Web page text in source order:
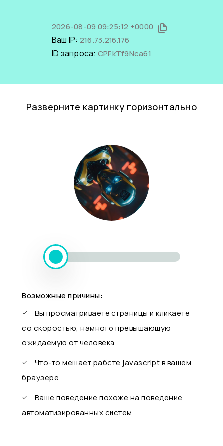
2026-08-09 09:25:12 +0000
Ваш IP: 216.73.216.176
ID запроса: CPPkTf9Nca61
Разверните картинку горизонтально
Возможные причины:
Вы просматриваете страницы и кликаете
со скоростью, намного превышающую
ожидаемую от человека
Что-то мешает работе javascript в вашем
браузере
Ваше поведение похоже на поведение
автоматизированных систем